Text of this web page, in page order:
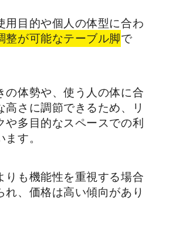
用目的や個人の体型に合わ
整が可能なテーブル脚で
の体勢や、使う人の体に合
高さに調節できるため、リ
や多目的なスペースでの利
す。
りも機能性を重視する場合
れ、価格は高い傾向があり